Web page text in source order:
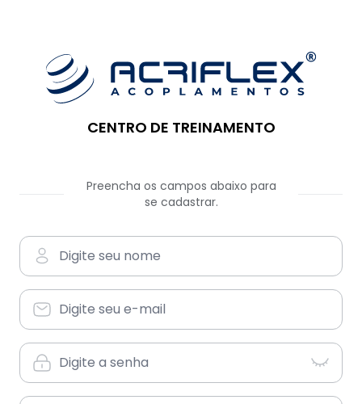
CENTRO DE TREINAMENTO
Preencha os campos abaixo para
se cadastrar.